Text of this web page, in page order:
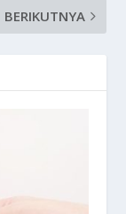
BERIKUTNYA